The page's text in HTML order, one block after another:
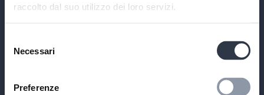
raccolto dal suo utilizzo dei loro servizi.
delNecessari
Preferenze
CODE OF ETHICS
CAP. SOC. € 1.000.000 INT. VERS. | C.F./P.IVA/REG.IMP
MANAGEMENT AND COORDINATION OF MARZOTTO WOOL